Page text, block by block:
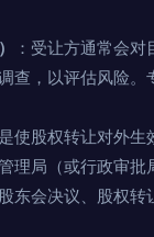
：受让方通常会对
查，以评估风险。
使股权转让对外
理局（或行政审批
东会决议、股权转